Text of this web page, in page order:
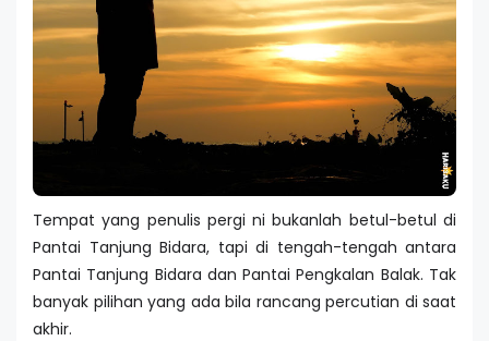
Tempat yang penulis pergi ni bukanlah betul-betul di
Pantai Tanjung Bidara, tapi di tengah-tengah antara
Pantai Tanjung Bidara dan Pantai Pengkalan Balak. Tak
banyak pilihan yang ada bila rancang percutian di saat
akhir.